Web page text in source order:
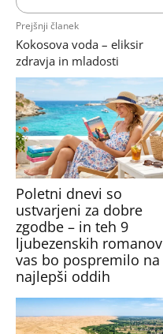
Prejšnji članek
Kokosova voda – eliksir
zdravja in mladosti
Poletni dnevi so
ustvarjeni za dobre
zgodbe – in teh 9
ljubezenskih romanov
vas bo pospremilo na
najlepši oddih